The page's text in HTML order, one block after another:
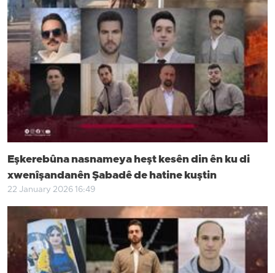
Eşkerebûna nasnameya heşt kesên din ên ku di
xwenîşandanên Şabadê de hatine kuştin
22 January 2026 16:49